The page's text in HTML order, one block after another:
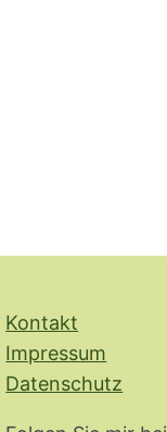
Kontakt
Impressum
Datenschutz